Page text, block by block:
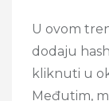
U ovom
dodaju
kliknuti u
Međutim,